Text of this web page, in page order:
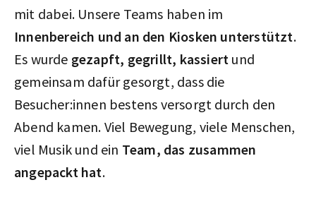
mit dabei. Unsere Teams haben im
Innenbereich und an den Kiosken unterstützt.
Es wurde gezapft, gegrillt, kassiert und
gemeinsam dafür gesorgt, dass die
Besucher:innen bestens versorgt durch den
Abend kamen. Viel Bewegung, viele Menschen,
viel Musik und ein Team, das zusammen
angepackt hat.